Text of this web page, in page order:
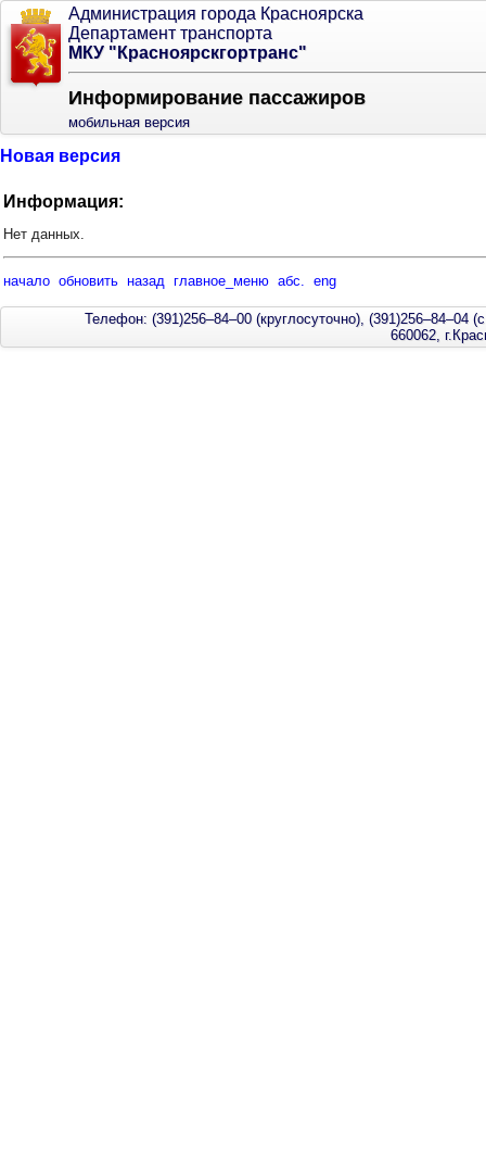
Администрация города Красноярска
Департамент транспорта
МКУ "Красноярскгортранс"
Информирование пассажиров
мобильная версия
Новая версия
Информация:
Нет данных.
начало обновить назад главное_меню абс. eng
Телефон: (391)256–84–00 (круглосуточно), (391)256–84–04
660062,